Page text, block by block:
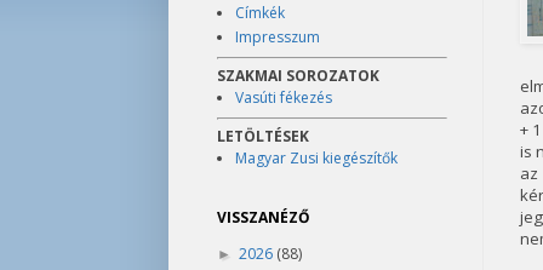
+
is
Címkék
Impresszum
SZAKMAI SOROZATOK
Vasúti fékezés
LETÖLTÉSEK
Magyar Zusi kiegészítők
VISSZANÉZŐ
► 2026 (88)